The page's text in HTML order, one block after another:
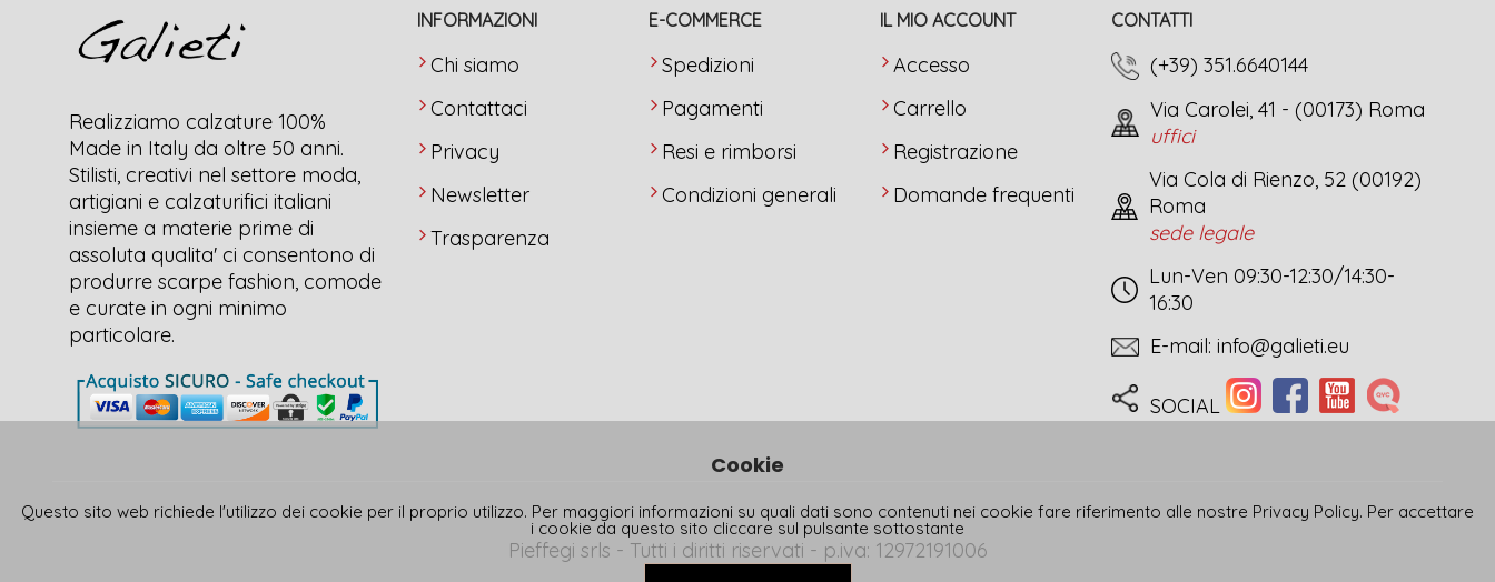
Cookie
Questo sito web richiede l'utilizzo dei cookie per il proprio utilizzo. Per maggiori informazioni su quali dati sono contenuti nei cookie fare riferimento alle nostre Privacy Policy. Per accettare
i cookie da questo sito cliccare sul pulsante sottostante
Realizziamo calzature 100%
Made in Italy da oltre 50 anni.
Stilisti, creativi nel settore moda,
artigiani e calzaturifici italiani
insieme a materie prime di
assoluta qualita' ci consentono di
produrre scarpe fashion, comode
e curate in ogni minimo
particolare.
INFORMAZIONI
Chi siamo
Contattaci
Privacy
Newsletter
Trasparenza
E-COMMERCE
Spedizioni
Pagamenti
Resi e rimborsi
Condizioni generali
IL MIO ACCOUNT
Accesso
Carrello
Registrazione
Domande frequenti
CONTATTI
(+39) 351.6640144
Via Carolei, 41 - (00173) Roma
uffici
Via Cola di Rienzo, 52 (00192)
Roma
sede legale
Lun-Ven 09:30-12:30/14:30-
16:30
E-mail:info@galieti.eu
SOCIAL
Pieffegi srls - Tutti i diritti riservati - p.iva: 12972191006